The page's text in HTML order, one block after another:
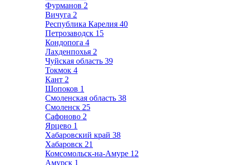
Фурманов 2
Вичуга 2
Республика Карелия 40
Петрозаводск 15
Кондопога 4
Лахденпохья 2
Чуйская область 39
Токмок 4
Кант 2
Шопоков 1
Смоленская область 38
Смоленск 25
Сафоново 2
Ярцево 1
Хабаровский край 38
Хабаровск 21
Комсомольск-на-Амуре 12
Амурск 1